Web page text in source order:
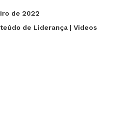
de 2022
de Liderança| Videos